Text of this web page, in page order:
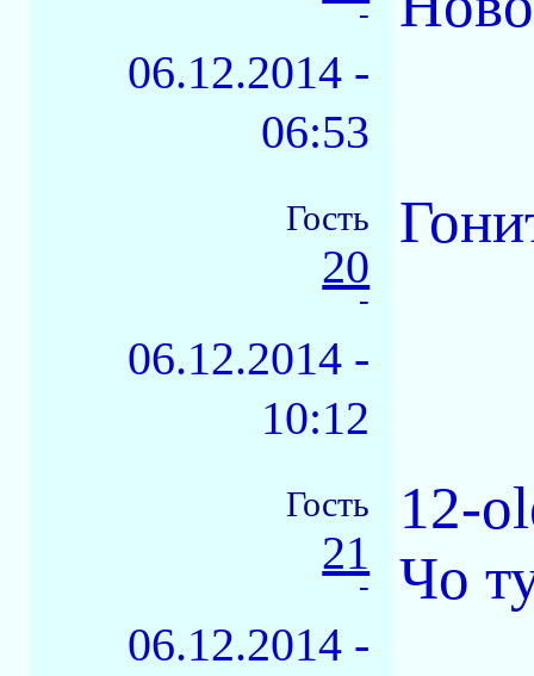
-
06.12.2014 -
06:53
Гость
20
-
06.12.2014 -
10:12
Гость
21
-
06.12.2014 -
12-
Чо